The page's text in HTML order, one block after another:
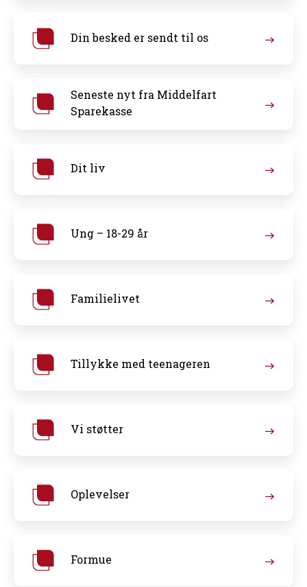
Din besked er sendt til os
Seneste nyt fra Middelfart
Sparekasse
Dit liv
Ung – 18-29 år
Familielivet
Tillykke med teenageren
Vi støtter
Oplevelser
Formue